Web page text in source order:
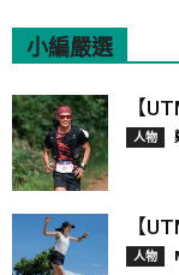
小編嚴選
【
人物
【
人物